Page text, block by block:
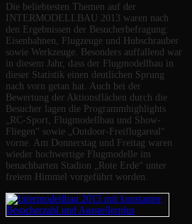
Die beliebtesten Themen auf der
INTERMODELLBAU 2013 waren nach
den Ergebnissen der Besucherbefragung:
Eisenbahnen, Flugzeuge und Hubschrauber
sowie Werkzeuge. Besonders auffallend war
in diesem Jahr, dass der Flugmodellbau in
dieser Statistik einen deutlichen Sprung
nach vorn getan hat. Auch bei der
Bewertung der Aktionsflächen durch die
Besucher lagen die Programmhighlights
„RC-Sport, Flugmodellbau und Show-
Fliegen“ sowie „Outdoor-Freiflugareal“
vorne. Am Donnerstag und Freitag waren
wieder hochwertige Flugmodelle im
benachbarten Stadion „Rote Erde“ unter
freiem Himmel vorgeführt worden.